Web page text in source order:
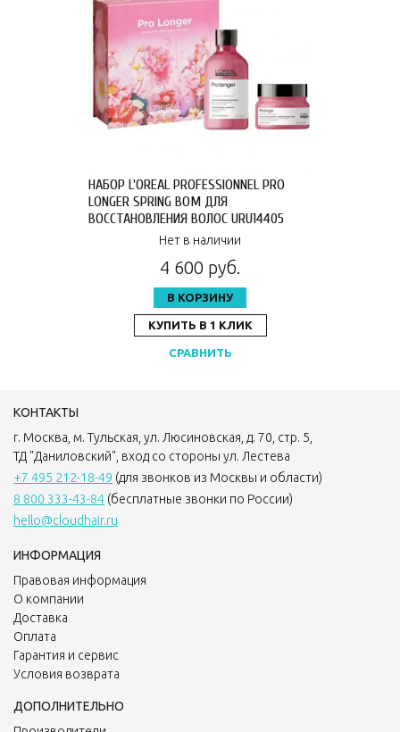
НАБОР L'OREAL PROFESSIONNEL PRO
LONGER SPRING BOM ДЛЯ
ВОССТАНОВЛЕНИЯ ВОЛОС URU14405
Нет в наличии
4 600 руб.
В КОРЗИНУ
КУПИТЬ В 1 КЛИК
СРАВНИТЬ
КОНТАКТЫ
г. Москва, м. Тульская, ул. Люсиновская, д. 70, стр. 5,
ТД "Даниловский", вход со стороны ул. Лестева
+7 495 212-18-49 (для звонков из Москвы и области)
8 800 333-43-84 (бесплатные звонки по России)
hello@cloudhair.ru
ИНФОРМАЦИЯ
Правовая информация
О компании
Доставка
Оплата
Гарантия и сервис
Условия возврата
ДОПОЛНИТЕЛЬНО